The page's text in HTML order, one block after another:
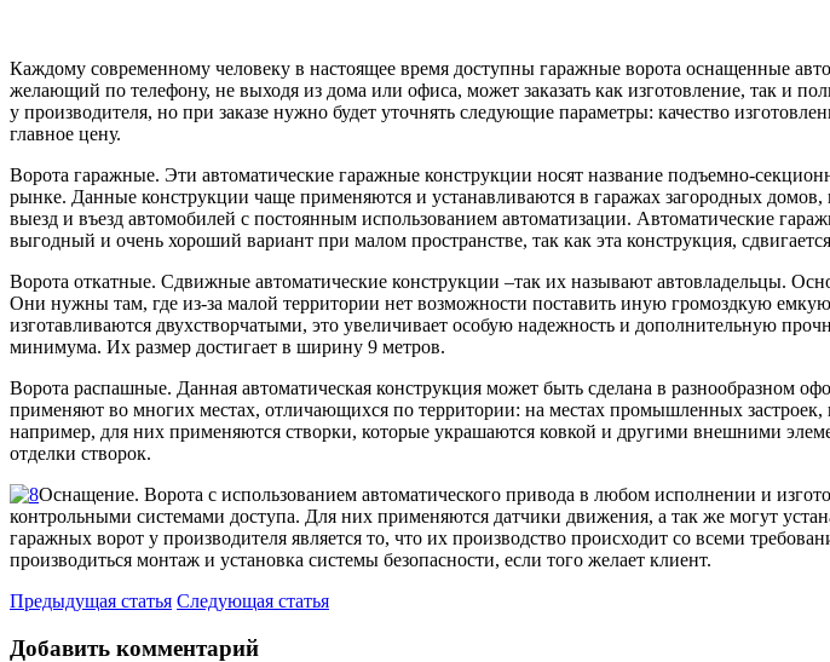
Каждому современному человеку в настоящее время доступны гаражные ворота оснащенные
желающий по телефону, не выходя из дома или офиса, может заказать как изготовление, так и
у производителя, но при заказе нужно будет уточнять следующие параметры: качество
главное цену.
Ворота гаражные. Эти автоматические гаражные конструкции носят название подъемно-
рынке. Данные конструкции чаще применяются и устанавливаются в гаражах загородных
выезд и въезд автомобилей с постоянным использованием автоматизации. Автоматические
выгодный и очень хороший вариант при малом пространстве, так как эта конструкция,
Ворота откатные. Сдвижные автоматические конструкции –так их называют автовладельцы.
Они нужны там, где из-за малой территории нет возможности поставить иную громоздкую
изготавливаются двухстворчатыми, это увеличивает особую надежность и дополнительную
минимума. Их размер достигает в ширину 9 метров.
Ворота распашные. Данная автоматическая конструкция может быть сделана в
применяют во многих местах, отличающихся по территории: на местах промышленных
например, для них применяются створки, которые украшаются ковкой и другими внешними
отделки створок.
Оснащение. Ворота с использованием автоматического привода в любом исполнении и
контрольными системами доступа. Для них применяются датчики движения, а так же могут
гаражных ворот у производителя является то, что их производство происходит со всеми
производиться монтаж и установка системы безопасности, если того желает клиент.
Предыдущая статья Следующая статья
Добавить комментарий